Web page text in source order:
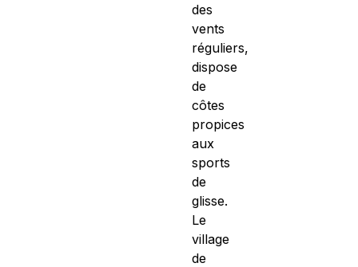
des
vents
réguliers,
dispose
de
côtes
propices
aux
sports
de
glisse.
Le
village
de